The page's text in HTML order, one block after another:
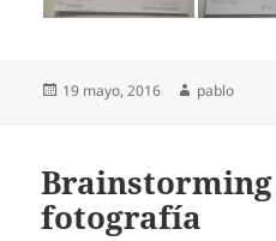
Publicado
19 mayo, 2016 Autor
pablo
Brainstorming
fotografía